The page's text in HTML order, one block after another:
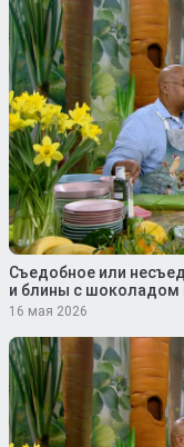
Съедобное или
и блины с шоколадом
16 мая 2026